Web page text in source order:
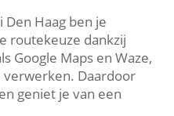
Den Haag ben je
routekeuze dankzij
Google Maps en Waze,
Daardoor
geniet je van een